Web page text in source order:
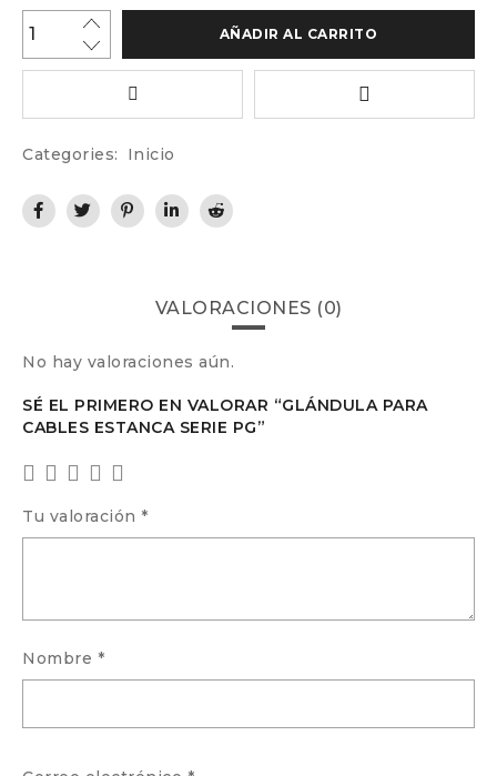
AÑADIR AL CARRITO
Categories: Inicio
VALORACIONES (0)
No hay valoraciones aún.
SÉ EL PRIMERO EN VALORAR “GLÁNDULA PARA
CABLES ESTANCA SERIE PG”
Tu valoración *
Nombre *